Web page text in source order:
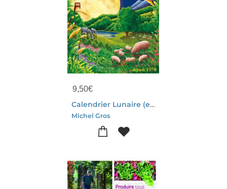
9,50€
Calendrier Lunaire (edition 2024)
Michel Gros